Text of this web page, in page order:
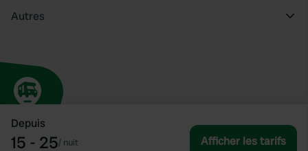
Depuis
15 - 25/ nuit Afficher les tarifs
Autres